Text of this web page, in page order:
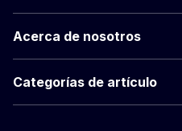
Acerca de nosotros
Categorías de artículo